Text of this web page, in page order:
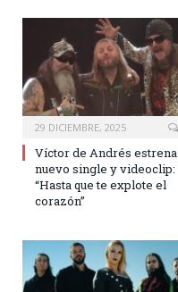
29 DICIEMBRE, 2025
Víctor de Andrés estrena
nuevo single y videoclip:
“Hasta que te explote el
corazón”